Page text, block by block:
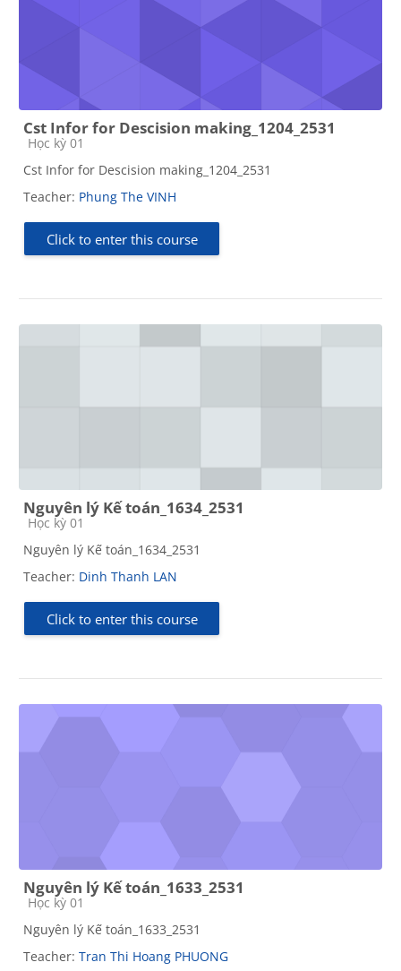
Cst Infor for Descision making_1204_2531
Course category
Học kỳ 01
Cst Infor for Descision making_1204_2531
Teacher: Phung The VINH
Click to enter this course
Nguyên lý Kế toán_1634_2531
Course category
Học kỳ 01
Nguyên lý Kế toán_1634_2531
Teacher: Dinh Thanh LAN
Click to enter this course
Nguyên lý Kế toán_1633_2531
Course category
Học kỳ 01
Nguyên lý Kế toán_1633_2531
Teacher: Tran Thi Hoang PHUONG